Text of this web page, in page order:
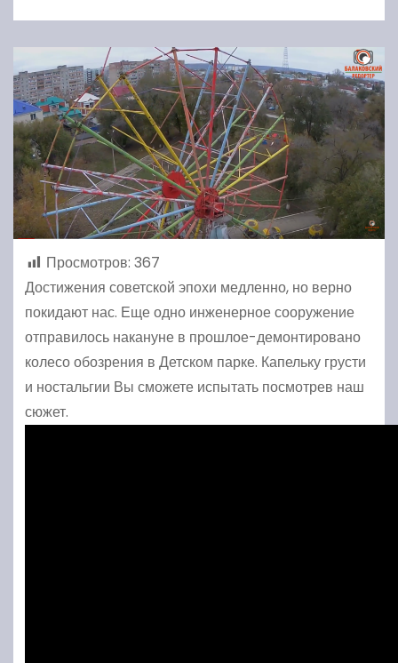
Просмотров: 367
Достижения советской эпохи медленно, но верно
покидают нас. Еще одно инженерное сооружение
отправилось накануне в прошлое-демонтировано
колесо обозрения в Детском парке. Капельку грусти
и ностальгии Вы сможете испытать посмотрев наш
сюжет.